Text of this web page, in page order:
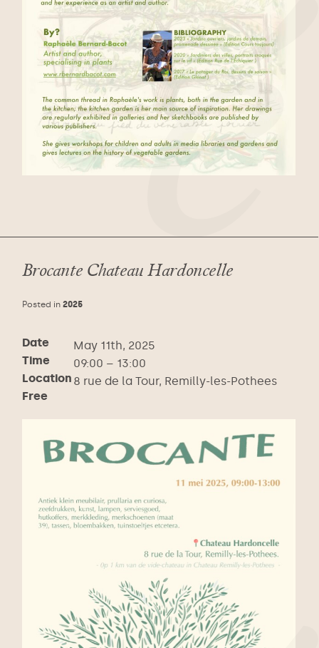
Brocante Chateau Hardoncelle
Posted in 2025
Date
May 11th, 2025
Time
09:00 – 13:00
Location 8 rue de la Tour, Remilly-les-Pothees
Free